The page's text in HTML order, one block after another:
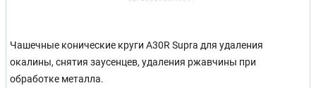
Чашечные конические круги A30R Supra для удаления
окалины, снятия заусенцев, удаления ржавчины при
обработке металла.